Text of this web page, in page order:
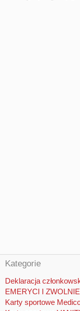
Kategorie
Deklaracja
EMERYCI I
Karty sportowe